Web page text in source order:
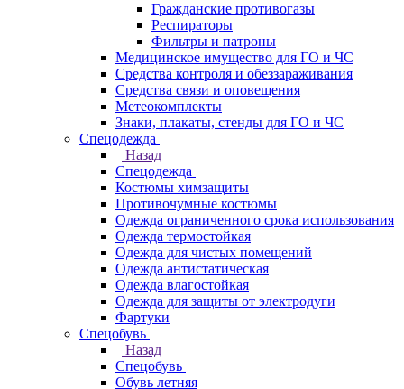
Гражданские противогазы
Респираторы
Фильтры и патроны
Медицинское имущество для ГО и ЧС
Средства контроля и обеззараживания
Средства связи и оповещения
Метеокомплекты
Знаки, плакаты, стенды для ГО и ЧС
Спецодежда
Назад
Спецодежда
Костюмы химзащиты
Противочумные костюмы
Одежда ограниченного срока использования
Одежда термостойкая
Одежда для чистых помещений
Одежда антистатическая
Одежда влагостойкая
Одежда для защиты от электродуги
Фартуки
Спецобувь
Назад
Спецобувь
Обувь летняя